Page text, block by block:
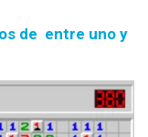
de entre uno y